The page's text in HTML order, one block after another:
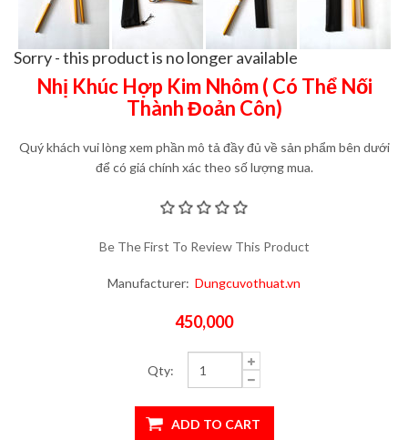
Sorry - this product is no longer available
Nhị Khúc Hợp Kim Nhôm ( Có Thể Nối
Thành Đoản Côn)
Quý khách vui lòng xem phần mô tả đầy đủ về sản phẩm bên dưới
để có giá chính xác theo số lượng mua.
Be The First To Review This Product
Manufacturer: Dungcuvothuat.vn
450,000
Qty: